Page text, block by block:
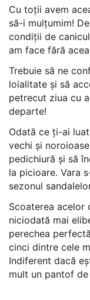
Cu toții avem
să-i mulțumim!
condiții de
am face fără
Trebuie să ne
loialitate și să
petrecut ziua cu
departe!
Odată ce ți-ai
vechi și
pedichiură și să
la picioare. Vara
sezonul
Scoaterea acelor
niciodată mai
perechea
cinci dintre cele
Indiferent dacă
mult un pantof